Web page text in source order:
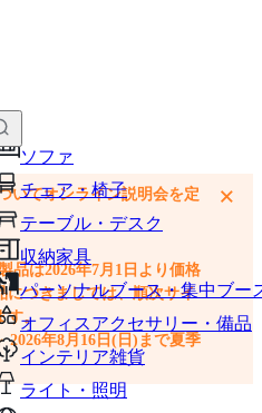
ソファ
チェア・椅子
テーブル・デスク
収納家具
パーソナルブース・集中ブー
オフィスアクセサリー・備品
インテリア雑貨
ライト・照明
けて、カートに追加できます
いてオンライン説明会を定
は2026年7月1日より価格
につきましては、順次サイ
す。
2026年8月16日(日)まで夏季
×